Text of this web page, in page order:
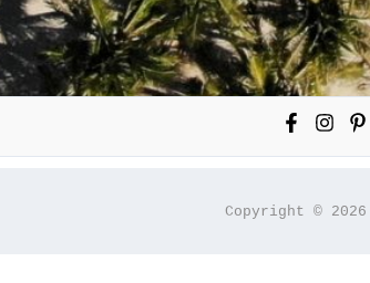
Iceberg
Copyright ©